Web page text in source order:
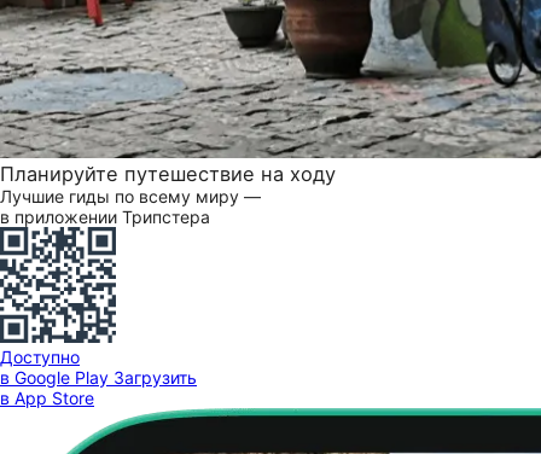
Планируйте путешествие на ходу
Лучшие гиды по всему миру —
в приложении Трипстера
Доступно
в Google Play Загрузить
в App Store